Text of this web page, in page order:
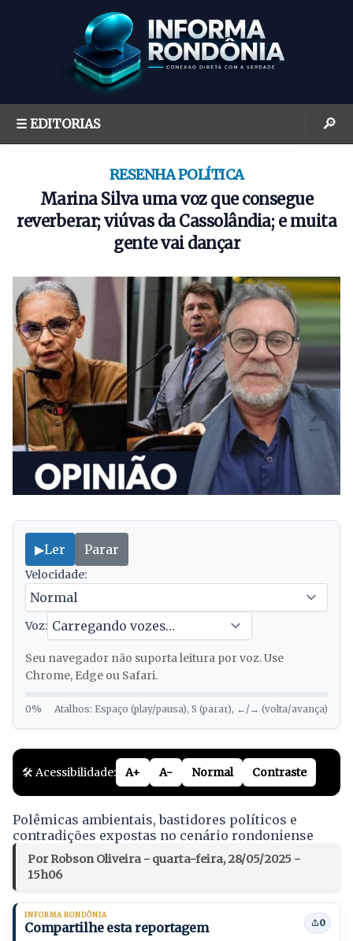
☰ EDITORIAS 🔎
RESENHA POLÍTICA
Marina Silva uma voz que consegue
reverberar; viúvas da Cassolândia; e muita
gente vai dançar
▶Ler Parar
Velocidade:
Voz:
Seu navegador não suporta leitura por voz. Use
Chrome, Edge ou Safari.
0% Atalhos: Espaço (play/pausa), S (parar), ←/→ (volta/avança)
🛠️ Acessibilidade: A+ A- Normal Contraste
Polêmicas ambientais, bastidores políticos e
contradições expostas no cenário rondoniense
Por Robson Oliveira - quarta-feira, 28/05/2025 -
15h06
INFORMA RONDÔNIA
Compartilhe esta reportagem 0